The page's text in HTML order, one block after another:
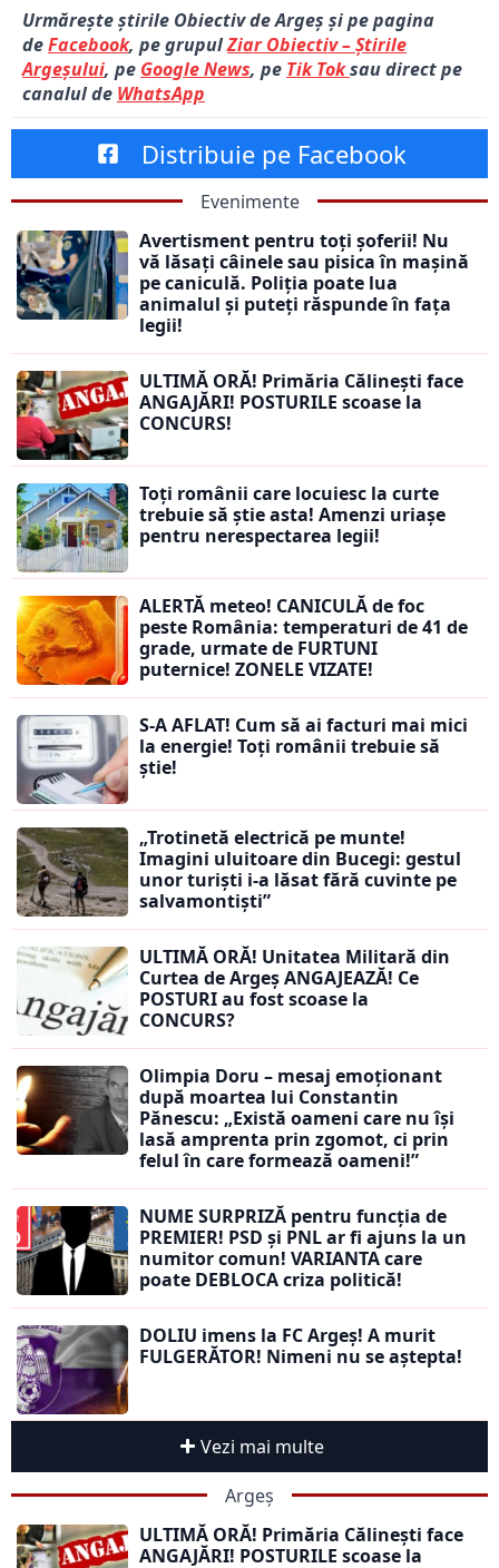
Urmărește știrile Obiectiv de Argeș și pe pagina
deFacebook, pe grupulZiar Obiectiv – Știrile
Argeșului, pe Google News, pe Tik Toksau direct pe
canalul de WhatsApp
Distribuie pe Facebook
Evenimente
Avertisment pentru toți șoferii! Nu
vă lăsați câinele sau pisica în mașină
pe caniculă. Poliția poate lua
animalul și puteți răspunde în fața
legii!
ULTIMĂ ORĂ! Primăria Călinești face
ANGAJĂRI! POSTURILE scoase la
CONCURS!
Toți românii care locuiesc la curte
trebuie să știe asta! Amenzi uriașe
pentru nerespectarea legii!
ALERTĂ meteo! CANICULĂ de foc
peste România: temperaturi de 41 de
grade, urmate de FURTUNI
puternice! ZONELE VIZATE!
S-A AFLAT! Cum să ai facturi mai mici
la energie! Toți românii trebuie să
știe!
„Trotinetă electrică pe munte!
Imagini uluitoare din Bucegi: gestul
unor turiști i-a lăsat fără cuvinte pe
salvamontiști”
ULTIMĂ ORĂ! Unitatea Militară din
Curtea de Argeș ANGAJEAZĂ! Ce
POSTURI au fost scoase la
CONCURS?
Olimpia Doru – mesaj emoționant
după moartea lui Constantin
Pănescu: „Există oameni care nu își
lasă amprenta prin zgomot, ci prin
felul în care formează oameni!”
NUME SURPRIZĂ pentru funcția de
PREMIER! PSD și PNL ar fi ajuns la un
numitor comun! VARIANTA care
poate DEBLOCA criza politică!
DOLIU imens la FC Argeș! A murit
FULGERĂTOR! Nimeni nu se aștepta!
Vezi mai multe
Argeș
ULTIMĂ ORĂ! Primăria Călinești face
ANGAJĂRI! POSTURILE scoase la